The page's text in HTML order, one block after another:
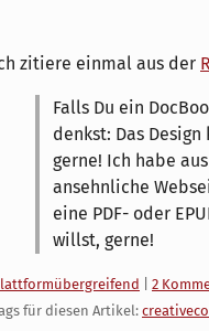
zitiere einmal aus der
Falls Du ein
denkst: Das
gerne! Ich habe
ansehnliche
eine PDF- oder
willst, gerne!
2
für diesen Artikel: